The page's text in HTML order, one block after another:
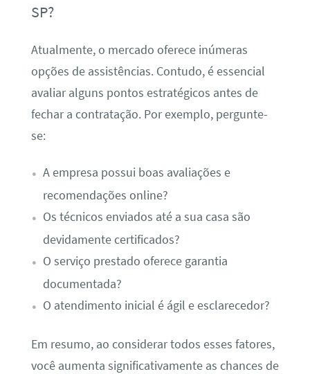
SP?
Atualmente, o mercado oferece inúmeras
opções de assistências. Contudo, é essencial
avaliar alguns pontos estratégicos antes de
fechar a contratação. Por exemplo, pergunte-
se:
A empresa possui boas avaliações e
recomendações online?
Os técnicos enviados até a sua casa são
devidamente certificados?
O serviço prestado oferece garantia
documentada?
O atendimento inicial é ágil e esclarecedor?
Em resumo, ao considerar todos esses fatores,
você aumenta significativamente as chances de